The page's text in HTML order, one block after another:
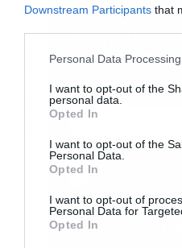
Downstream Participants that
Personal Data
I want to opt-out of the
personal data.
Opted In
I want to opt-out of the
Personal Data.
Opted In
I want to opt-out of
Personal Data for
Opted In
ξενοδοχείο το ΦΙΞ
Τραπεζική “άνοιξη”
Recom Repower: Mega
metering στην
Εγγραφή
newsletter
Αποδέχομαι